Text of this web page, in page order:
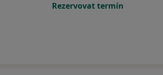
Rezervovat termín